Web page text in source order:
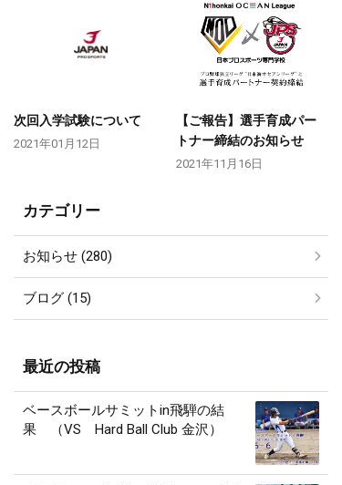
次回入学試験について
2021年01月12日
【ご報告】選手育成パー
トナー締結のお知らせ
2021年11月16日
カテゴリー
お知らせ (280)
ブログ (15)
最近の投稿
ベースボールサミットin飛騨の結
果 （VS Hard Ball Club 金沢）